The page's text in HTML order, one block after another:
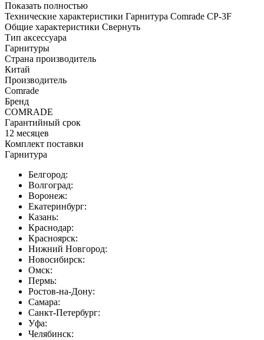
Показать полностью
Технические характеристики Гарнитура Comrade CP-3F
Общие характеристики Свернуть
Тип аксессуара
Гарнитуры
Страна производитель
Китай
Производитель
Comrade
Бренд
COMRADE
Гарантийный срок
12 месяцев
Комплект поставки
Гарнитура
Белгород:
Волгоград:
Воронеж:
Екатеринбург:
Казань:
Краснодар:
Красноярск:
Нижний Новгород:
Новосибирск:
Омск:
Пермь:
Ростов-на-Дону:
Самара:
Санкт-Петербург:
Уфа:
Челябинск: